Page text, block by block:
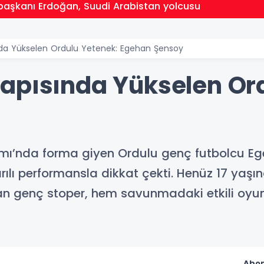
Erdoğan, Suudi Arabistan yolcusu
Yükselen Ordulu Yetenek: Egehan Şensoy
Yükselen
forma giyen Ordulu genç futbolcu
performansla dikkat çekti. Henüz 17
genç stoper, hem savunmadaki etkili